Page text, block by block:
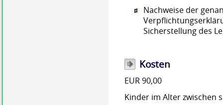
Nachweise der
Sicherstellung des
Kosten
EUR 90,00
Kinder im Alter zwischen